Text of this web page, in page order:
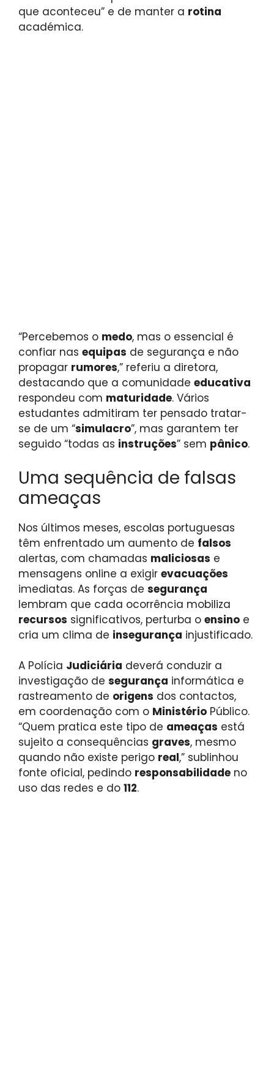
que aconteceu” e de manter a rotina
académica.
“Percebemos o medo, mas o essencial é
confiar nas equipas de segurança e não
propagar rumores,” referiu a diretora,
destacando que a comunidade educativa
respondeu com maturidade. Vários
estudantes admitiram ter pensado tratar-
se de um “simulacro”, mas garantem ter
seguido “todas as instruções” sem pânico.
Uma sequência de falsas
ameaças
Nos últimos meses, escolas portuguesas
têm enfrentado um aumento de falsos
alertas, com chamadas maliciosas e
mensagens online a exigir evacuações
imediatas. As forças de segurança
lembram que cada ocorrência mobiliza
recursos significativos, perturba o ensino e
cria um clima de insegurança injustificado.
A Polícia Judiciária deverá conduzir a
investigação de segurança informática e
rastreamento de origens dos contactos,
em coordenação com o Ministério Público.
“Quem pratica este tipo de ameaças está
sujeito a consequências graves, mesmo
quando não existe perigo real,” sublinhou
fonte oficial, pedindo responsabilidade no
uso das redes e do 112.